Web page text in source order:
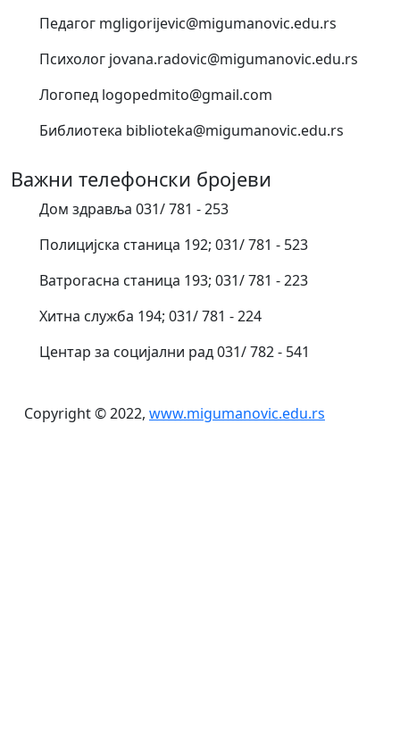
Педагог mgligorijevic@migumanovic.edu.rs
Психолог jovana.radovic@migumanovic.edu.rs
Логопед logopedmito@gmail.com
Библиотека biblioteka@migumanovic.edu.rs
Важни телефонски бројеви
Дом здравља 031/ 781 - 253
Полицијска станица 192; 031/ 781 - 523
Ватрогасна станица 193; 031/ 781 - 223
Хитна служба 194; 031/ 781 - 224
Центар за социјални рад 031/ 782 - 541
Copyright © 2022, www.migumanovic.edu.rs